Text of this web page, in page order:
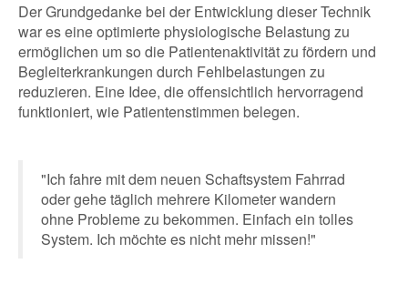
Der Grundgedanke bei der Entwicklung dieser Technik
war es eine optimierte physiologische Belastung zu
ermöglichen um so die Patientenaktivität zu fördern und
Begleiterkrankungen durch Fehlbelastungen zu
reduzieren. Eine Idee, die offensichtlich hervorragend
funktioniert, wie Patientenstimmen belegen.
"Ich fahre mit dem neuen Schaftsystem Fahrrad
oder gehe täglich mehrere Kilometer wandern
ohne Probleme zu bekommen. Einfach ein tolles
System. Ich möchte es nicht mehr missen!"